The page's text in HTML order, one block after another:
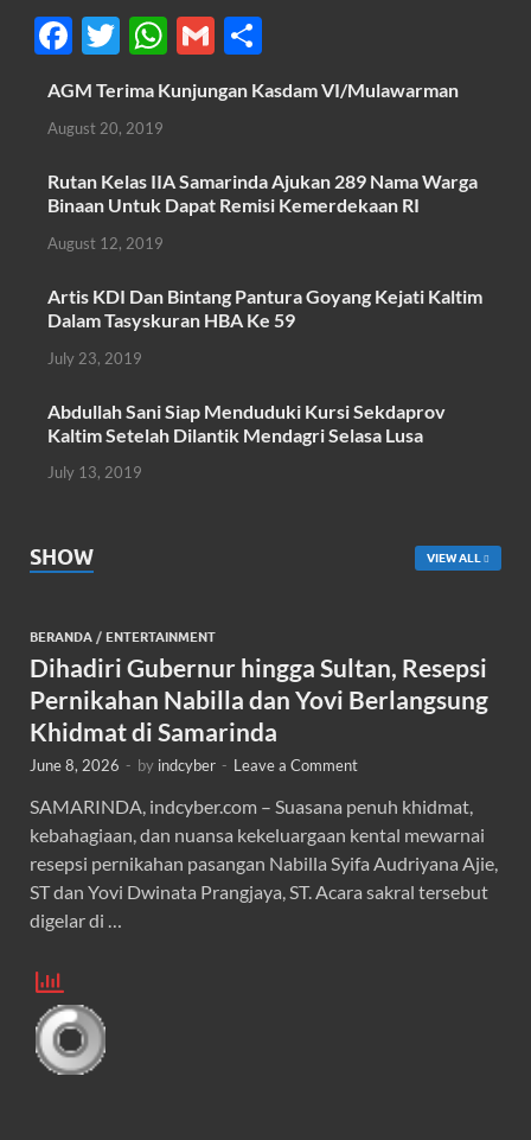
F
ac
e
b
o
o
k
T
w
itt
er
W
h
at
A
p
G
ail
h
ar
AGM Terima Kunjungan Kasdam VI/Mulawarman
August 20, 2019
Rutan Kelas IIA Samarinda Ajukan 289 Nama Warga
Binaan Untuk Dapat Remisi Kemerdekaan RI
August 12, 2019
Artis KDI Dan Bintang Pantura Goyang Kejati Kaltim
Dalam Tasyskuran HBA Ke 59
July 23, 2019
Abdullah Sani Siap Menduduki Kursi Sekdaprov
Kaltim Setelah Dilantik Mendagri Selasa Lusa
July 13, 2019
SHOW VIEW ALL
BERANDA / ENTERTAINMENT
Dihadiri Gubernur hingga Sultan, Resepsi
Pernikahan Nabilla dan Yovi Berlangsung
Khidmat di Samarinda
June 8, 2026 - by indcyber - Leave a Comment
SAMARINDA, indcyber.com – Suasana penuh khidmat,
kebahagiaan, dan nuansa kekeluargaan kental mewarnai
resepsi pernikahan pasangan Nabilla Syifa Audriyana Ajie,
ST dan Yovi Dwinata Prangjaya, ST. Acara sakral tersebut
digelar di …